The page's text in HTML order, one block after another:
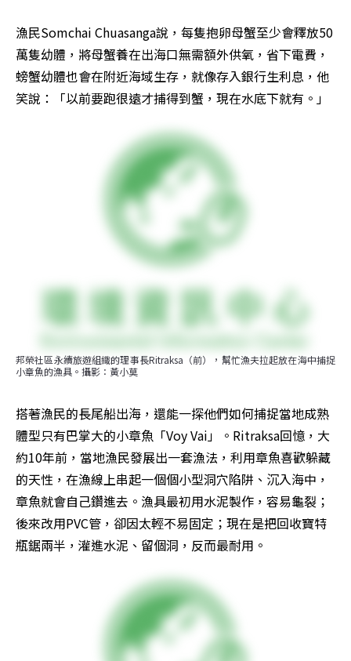
漁民Somchai Chuasanga說，每隻抱卵母蟹至少會釋放50
萬隻幼體，將母蟹養在出海口無需額外供氧，省下電費，
螃蟹幼體也會在附近海域生存，就像存入銀行生利息，他
笑說：「以前要跑很遠才捕得到蟹，現在水底下就有。」
邦榮社區永續旅遊組織的理事長Ritraksa（前），幫忙漁夫拉起放在海中捕捉
小章魚的漁具。攝影：黃小莫
搭著漁民的長尾船出海，還能一探他們如何捕捉當地成熟
體型只有巴掌大的小章魚「Voy Vai」。Ritraksa回憶，大
約10年前，當地漁民發展出一套漁法，利用章魚喜歡躲藏
的天性，在漁線上串起一個個小型洞穴陷阱、沉入海中，
章魚就會自己鑽進去。漁具最初用水泥製作，容易龜裂；
後來改用PVC管，卻因太輕不易固定；現在是把回收寶特
瓶鋸兩半，灌進水泥、留個洞，反而最耐用。